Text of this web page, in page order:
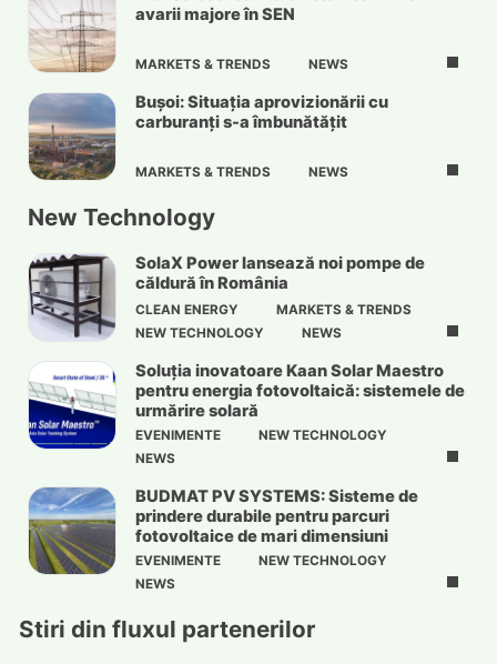
avarii majore în SEN
MARKETS & TRENDS NEWS
Bușoi: Situația aprovizionării cu
carburanți s-a îmbunătățit
MARKETS & TRENDS NEWS
New Technology
SolaX Power lansează noi pompe de
căldură în România
CLEAN ENERGY
MARKETS & TRENDS
NEW TECHNOLOGY
NEWS
Soluția inovatoare Kaan Solar Maestro
pentru energia fotovoltaică: sistemele de
urmărire solară
EVENIMENTE
NEW TECHNOLOGY
NEWS
BUDMAT PV SYSTEMS: Sisteme de
prindere durabile pentru parcuri
fotovoltaice de mari dimensiuni
EVENIMENTE
NEW TECHNOLOGY
NEWS
Stiri din fluxul partenerilor